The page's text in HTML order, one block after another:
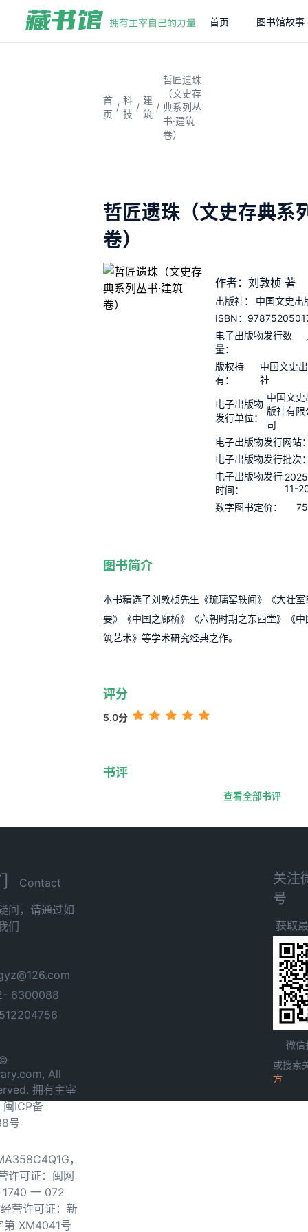
首页 图书馆故事
首
页
/
科
技
/
建
筑
/
哲匠遗珠
（文史存
典系列丛
书·建筑
卷）
哲匠遗珠（文史存典系
卷）
作者：刘敦桢 著
出版社：
中国文史出
ISBN：
电子出版物发行数
量：
版权持
有：
中国文史
社
电子出版物
发行单位：
中国文史
版社有限
司
电子出版物发行网站
电子出版物发行批次
电子出版物发行
时间：
11-
数字图书定价：
图书简介
本书精选了刘敦桢先生《琉璃窑轶闻》《大壮
要》《中国之廊桥》《六朝时期之东西堂》《
筑艺术》等学术研究经典之作。
评分
5.0分
书评
查看全部书评
Contact
问，请通过如
们
6300088
All
拥有主宰
闽ICP备
号
，
许可证：闽网
一 072
营许可证：新
第 XM4041号
关注
号
获取
微信
或搜索
方